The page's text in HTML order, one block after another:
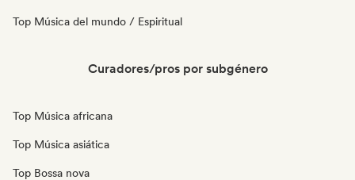
Top Música del mundo / Espiritual
Curadores/pros por subgénero
Top Música africana
Top Música asiática
Top Bossa nova